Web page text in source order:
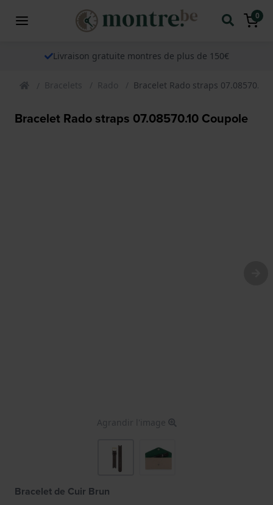
0
Livraison gratuite montres de plus de 150€
Bracelets Rado Bracelet Rado straps 07.08570.10
Bracelet Rado straps 07.08570.10 Coupole
Agrandir l'image
Bracelet de Cuir Brun